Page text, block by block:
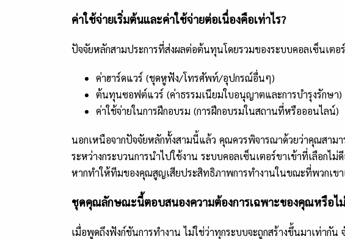
ค่าใช้จ่ายเริ่มต้นและค่าใช้จ่ายต่อเนื่องคือเท่าไร?
ปัจจัยหลักสามประการที่ส่งผลต่อต้นทุนโดยรวมของระบบคอลเซ็นเตอ
ค่าฮาร์ดแวร์ (ชุดหูฟัง/โทรศัพท์/อุปกรณ์อื่นๆ)
ต้นทุนซอฟต์แวร์ (ค่าธรรมเนียมใบอนุญาตและการบำรุงรักษา)
ค่าใช้จ่ายในการฝึกอบรม (การฝึกอบรมในสถานที่หรือออนไลน์)
นอกเหนือจากปัจจัยหลักทั้งสามนี้แล้ว คุณควรพิจารณาด้วยว่าคุณสาม
ระหว่างกระบวนการนำไปใช้งาน ระบบคอลเซ็นเตอร์ขาเข้าที่เลือกไม่
หากทำให้ทีมของคุณสูญเสียประสิทธิภาพการทำงานในขณะที่พวกเขา
ชุดคุณลักษณะนี้ตอบสนองความต้องการเฉพาะของคุณหรือไ
เมื่อพูดถึงฟังก์ชันการทำงาน ไม่ใช่ว่าทุกระบบจะถูกสร้างขึ้นมาเท่ากั